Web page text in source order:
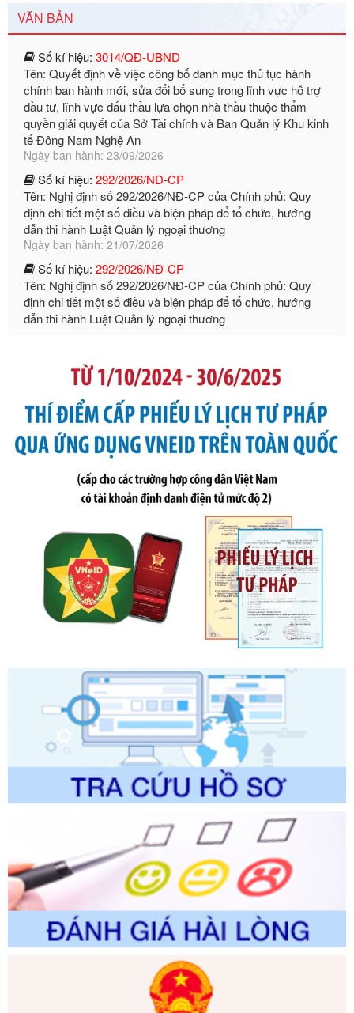
VĂN BẢN
Số kí hiệu:
Tên: Quyết định về việc công bố danh mục thủ tục hành
chính ban hành mới, sửa đổi bổ sung trong lĩnh vực hỗ trợ
đầu tư, lĩnh vực đấu thầu lựa chọn nhà thầu thuộc thẩm
quyền giải quyết của Sở Tài chính và Ban Quản lý Khu kinh
tế Đông Nam Nghệ An
Ngày ban hành: 23/09/2026
Số kí hiệu: 292/2026/NĐ-CP
Tên: Nghị định số 292/2026/NĐ-CP của Chính phủ: Quy
định chi tiết một số điều và biện pháp để tổ chức, hướng
dẫn thi hành Luật Quản lý ngoại thương
Ngày ban hành: 21/07/2026
Số kí hiệu: 292/2026/NĐ-CP
Tên: Nghị định số 292/2026/NĐ-CP của Chính phủ: Quy
định chi tiết một số điều và biện pháp để tổ chức, hướng
dẫn thi hành Luật Quản lý ngoại thương
Ngày ban hành: 21/07/2026
Số kí hiệu: 105/2026/TT-BTC
2019 của Bộ trưởng Bộ Tài chính hướng dẫn thực hiện xử
phạt vi phạm hành chính trong lĩnh vực kho bạc nhà nước
Ngày ban hành: 21/07/2026
Số kí hiệu:291/2026/NĐ-CP
Tên: Nghị định số 291/2026/NĐ-CP của Chính phủ: Sửa
đổi, bổ sung một số điều của Nghị định số 125/2020/NĐ-СР
ngày 19 tháng 10 năm 2020 của Chính phủ quy định xử
phạt vi phạm hành chính về thuế, hóa đơn được sửa đổi, bổ
sung bởi Nghị định số 102/2021/NĐ-CP
Số kí hiệu:2303/QĐ-UBND
Tên: Quyết định công bố Danh mục thủ tục hành chính mới
ban hành, được sửa đổi, bổ sung, bị bãi bỏ và phê duyệt
Quy trình nội bộ, quy trình điện tử giải quyết thủ tục hành
chính trong một số lĩnh vực thuộc phạm vi chức năng quản
lý của Sở Văn hóa, Thể tha
Số kí hiệu:2304/QĐ-UBND
Tên: Quyết định công bố Danh mục thủ tục hành chính
được sửa đổi, bổ sung và phê duyệt Quy trình nội bộ, quy
trình điện tử giải quyết thủ tục hành chính trong lĩnh vực Du
lịch thuộc phạm vi chức năng quản lý của Sở Văn hóa, Thể
thao và Du lịch
Ngày ban hành: 01/06/2026
Số kí hiệu:2310/QĐ-UBND
Tên: Về việc công bố Danh mục thủ tục hành chính sửa
đổi, bổ sung và phê duyệt Quy trình nội bộ, quy trình điện tử
trong giải quyết thủtục hành chính lĩnh vực biến đổi khí hậu
thuộc phạm vi giải quyết của Sở Nông nghiệp và Môi
trường
Ngày ban hành: 01/06/2026
Số kí hiệu:2300/QĐ-UBND
Tên: V/v công bố danh mục thủ tục hành chính được sửa
đổi, bổ sung và phê duyệt quy trình nội bộ, quy trình điện tử
giải quyết thủ tục hành chính trong lĩnh vực Luật sư thuộc
phạm vi chức năng quản lý của Sở Tư pháp
Ngày ban hành: 01/06/2026